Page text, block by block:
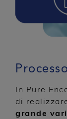
In Pure
di
grande